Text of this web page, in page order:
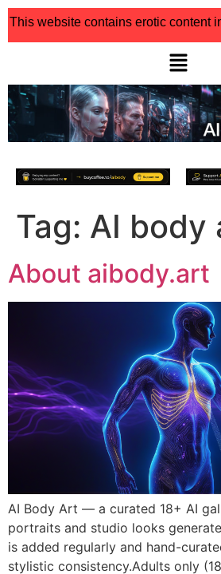
This website contains erotic content
Tag: AI body
About aibody.art
AI Body Art — a curated 18+ AI
portraits and studio looks
is added regularly and hand-
stylistic consistency.Adults only